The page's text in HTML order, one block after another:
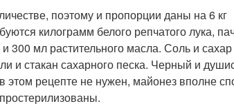
поэтому и пропорции даны на 6 кг
килограмм белого репчатого лука,
300 мл растительного масла. Соль и
и стакан сахарного песка. Черный и
рецепте не нужен, майонез вполне